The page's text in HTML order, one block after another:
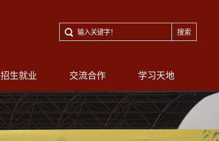
招生就业 交流合作 学习天地